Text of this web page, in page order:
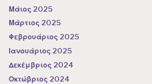
Μάιος 2025
Μάρτιος 2025
Φεβρουάριος 2025
Ιανουάριος 2025
Δεκέμβριος 2024
Οκτώβριος 2024